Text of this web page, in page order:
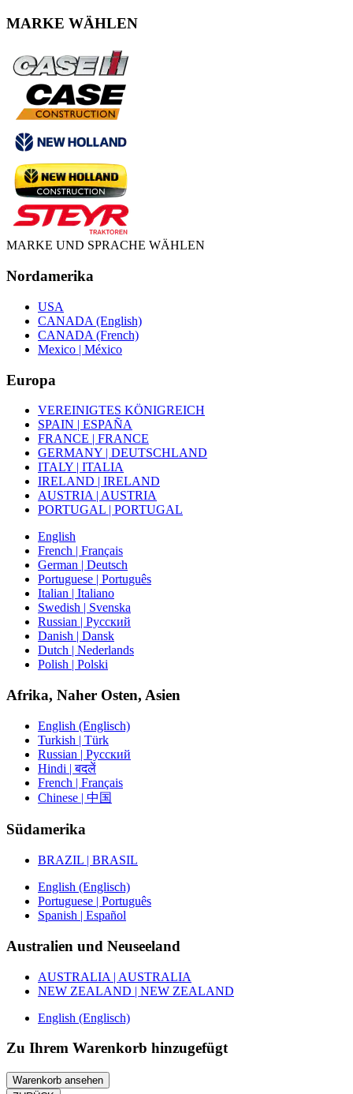
MARKE WÄHLEN
MARKE UND SPRACHE WÄHLEN
Nordamerika
USA
CANADA (English)
CANADA (French)
Mexico | México
Europa
VEREINIGTES KÖNIGREICH
SPAIN | ESPAÑA
FRANCE | FRANCE
GERMANY | DEUTSCHLAND
ITALY | ITALIA
IRELAND | IRELAND
AUSTRIA | AUSTRIA
PORTUGAL | PORTUGAL
English
French | Français
German | Deutsch
Portuguese | Português
Italian | Italiano
Swedish | Svenska
Russian | Русский
Danish | Dansk
Dutch | Nederlands
Polish | Polski
Afrika, Naher Osten, Asien
English (Englisch)
Turkish | Türk
Russian | Русский
Hindi | बदलें
French | Français
Chinese | 中国
Südamerika
BRAZIL | BRASIL
English (Englisch)
Portuguese | Português
Spanish | Español
Australien und Neuseeland
AUSTRALIA | AUSTRALIA
NEW ZEALAND | NEW ZEALAND
English (Englisch)
Zu Ihrem Warenkorb hinzugefügt
Warenkorb ansehen